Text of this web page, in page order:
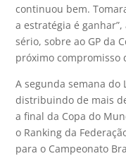
continuou bem.
a estratégia é
sério, sobre ao GP da
próximo compromisso
A segunda semana do
distribuindo de mais
a final da Copa do
o Ranking da
para o Campeonato